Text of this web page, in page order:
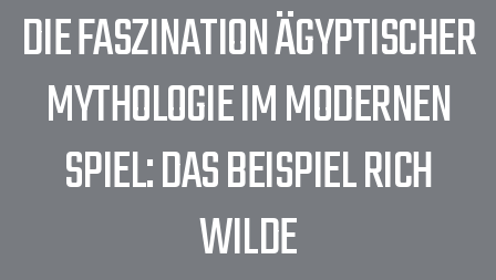
DIE FASZINATION ÄGYPTISCHER
MYTHOLOGIE IM MODERNEN
SPIEL: DAS BEISPIEL RICH
WILDE